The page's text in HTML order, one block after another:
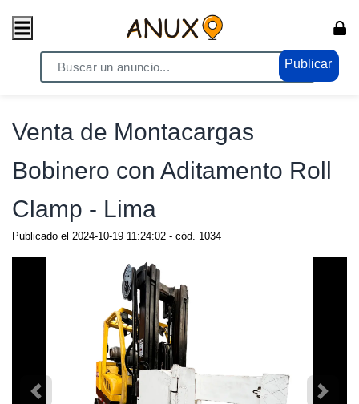
Publicar
/ Vehiculos / Camiones - Vehículos
Venta de Montacargas
Bobinero con Aditamento Roll
Clamp - Lima
Publicado el 2024-10-19 11:24:02 - cód. 1034